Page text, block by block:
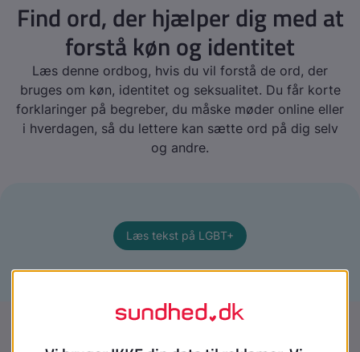
Find ord, der hjælper dig med at
forstå køn og identitet
Læs denne ordbog, hvis du vil forstå de ord, der
bruges om køn, identitet og seksualitet. Du får korte
forklaringer på begreber, du måske møder online eller
i hverdagen, så du lettere kan sætte ord på dig selv
og andre.
Læs tekst på LGBT+